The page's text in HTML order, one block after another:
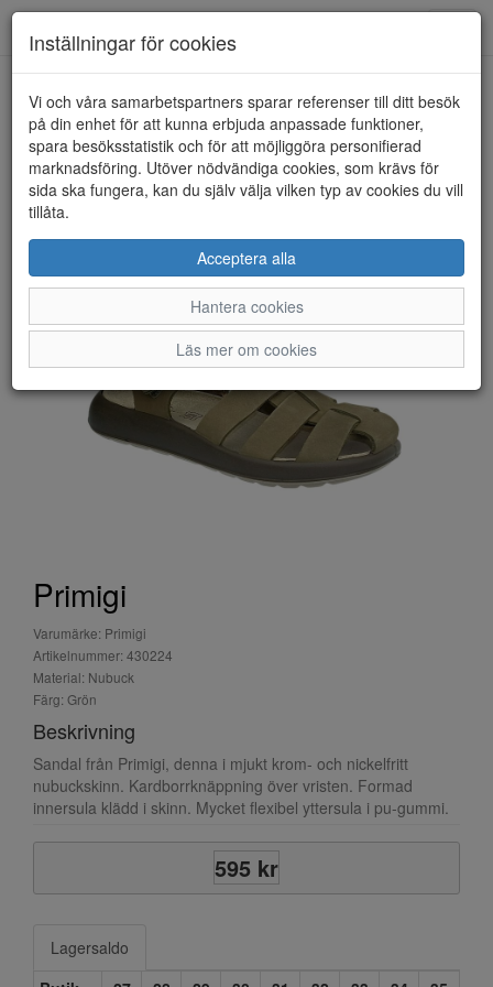
HEM PRIMIGI
Primigi
Varumärke: Primigi
Artikelnummer: 430224
Material: Nubuck
Färg: Grön
Beskrivning
Sandal från Primigi, denna i mjukt krom- och nickelfritt
nubuckskinn. Kardborrknäppning över vristen. Formad
innersula klädd i skinn. Mycket flexibel yttersula i pu-gummi.
595 kr
Lagersaldo
Inställningar för cookies
Vi och våra samarbetspartners sparar referenser till ditt besök
på din enhet för att kunna erbjuda anpassade funktioner,
spara besöksstatistik och för att möjliggöra personifierad
marknadsföring. Utöver nödvändiga cookies, som krävs för
sida ska fungera, kan du själv välja vilken typ av cookies du vill
tillåta.
Acceptera alla
Hantera cookies
Läs mer om cookies